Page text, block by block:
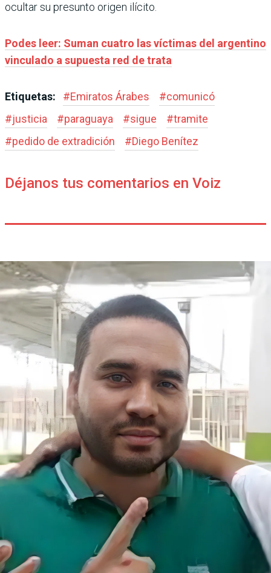
ocultar su presunto origen ilícito.
Podes leer: Suman cuatro las víctimas del argentino
vinculado a supuesta red de trata
Etiquetas: #Emiratos Árabes #comunicó
#justicia #paraguaya #sigue #tramite
#pedido de extradición #Diego Benítez
Déjanos tus comentarios en Voiz